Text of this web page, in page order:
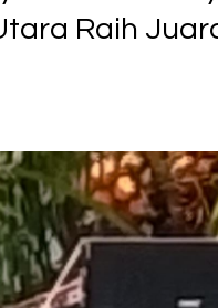
Raih